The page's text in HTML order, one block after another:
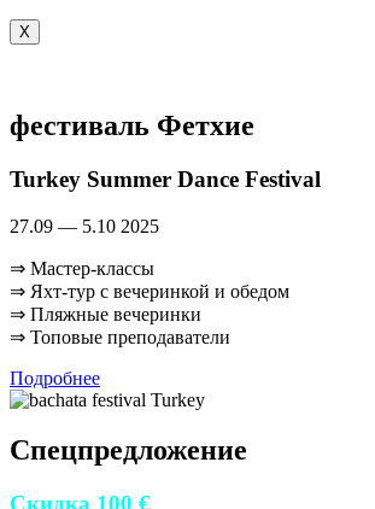
X
фестиваль Фетхие
Turkey Summer Dance Festival
27.09 — 5.10 2025
⇒ Мастер-классы
⇒ Яхт-тур с вечеринкой и обедом
⇒ Пляжные вечеринки
⇒ Топовые преподаватели
Подробнее
Спецпредложение